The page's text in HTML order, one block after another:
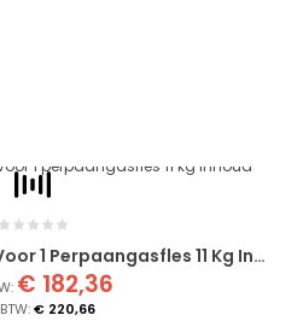
Gasflessenroller 51160 Voor 1 Perpaangasfles 11 Kg Inhoud
€ 220,66
€ 182,36